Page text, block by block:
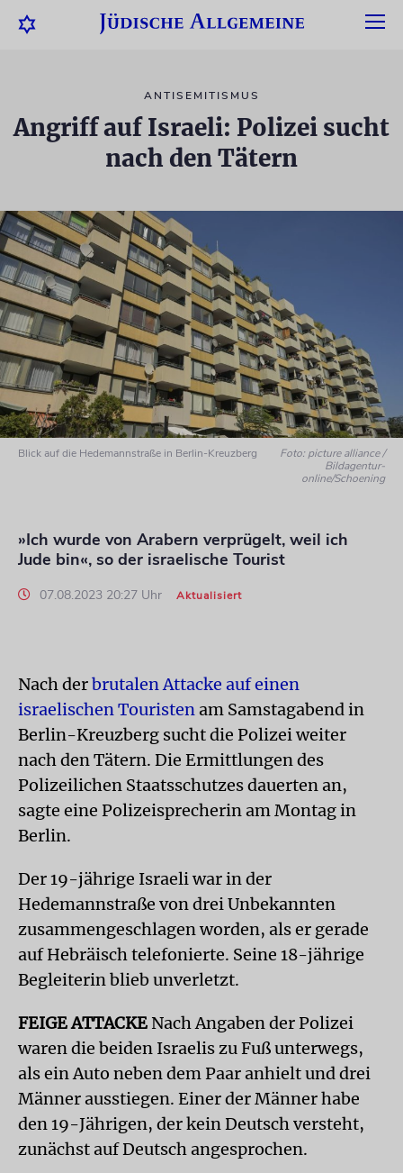
ANTISEMITISMUS
Angriff auf Israeli: Polizei sucht
nach den Tätern
Blick auf die Hedemannstraße in Berlin-Kreuzberg
Foto: picture alliance /
Bildagentur-
online/Schoening
»Ich wurde von Arabern verprügelt, weil ich
Jude bin«, so der israelische Tourist
07.08.2023 20:27 Uhr Aktualisiert
Nach derbrutalen Attacke auf einen
israelischen Touristenam Samstagabend in
Berlin-Kreuzberg sucht die Polizei weiter
nach den Tätern. Die Ermittlungen des
Polizeilichen Staatsschutzes dauerten an,
sagte eine Polizeisprecherin am Montag in
Berlin.
Der 19-jährige Israeli war in der
Hedemannstraße von drei Unbekannten
zusammengeschlagen worden, als er gerade
auf Hebräisch telefonierte. Seine 18-jährige
Begleiterin blieb unverletzt.
FEIGE ATTACKE Nach Angaben der Polizei
waren die beiden Israelis zu Fuß unterwegs,
als ein Auto neben dem Paar anhielt und drei
Männer ausstiegen. Einer der Männer habe
den 19-Jährigen, der kein Deutsch versteht,
zunächst auf Deutsch angesprochen.